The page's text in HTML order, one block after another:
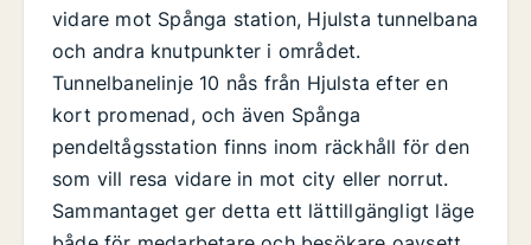
vidare mot Spånga station, Hjulsta tunnelbana
och andra knutpunkter i området.
Tunnelbanelinje 10 nås från Hjulsta efter en
kort promenad, och även Spånga
pendeltågsstation finns inom räckhåll för den
som vill resa vidare in mot city eller norrut.
Sammantaget ger detta ett lättillgängligt läge